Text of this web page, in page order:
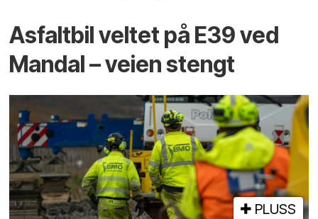
Asfaltbil veltet på E39 ved
Mandal – veien stengt
PLUSS